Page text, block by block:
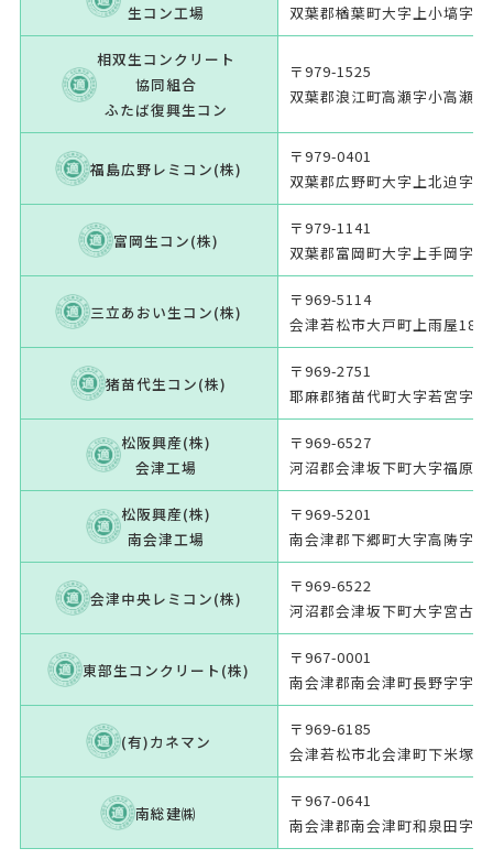
生コン工場
双葉郡楢葉町大字上小塙字
相双生コンクリート
協同組合
ふたば復興生コン
〒979-1525
双葉郡浪江町高瀬字小高瀬
福島広野レミコン(株)
〒979-0401
双葉郡広野町大字上北迫字
富岡生コン(株)
〒979-1141
双葉郡富岡町大字上手岡字
三立あおい生コン(株)
〒969-5114
会津若松市大戸町上雨屋
猪苗代生コン(株)
〒969-2751
耶麻郡猪苗代町大字若宮字
松阪興産(株)
会津工場
〒969-6527
河沼郡会津坂下町大字福原
松阪興産(株)
南会津工場
〒969-5201
南会津郡下郷町大字高陦字
会津中央レミコン(株)
〒969-6522
河沼郡会津坂下町大字宮古
東部生コンクリート(株)
〒967-0001
南会津郡南会津町長野字宇
(有)カネマン
〒969-6185
会津若松市北会津町下米塚
南総建㈱
〒967-0641
南会津郡南会津町和泉田字